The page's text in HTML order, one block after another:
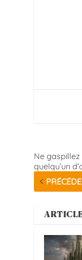
Ne
quelqu’un